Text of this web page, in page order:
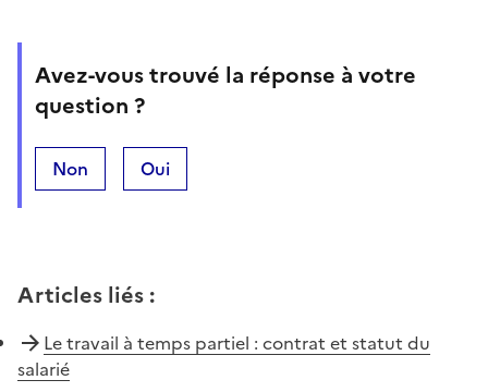
Avez-vous trouvé la réponse à votre
question ?
Non Oui
Articles liés :
Le travail à temps partiel : contrat et statut du
salarié